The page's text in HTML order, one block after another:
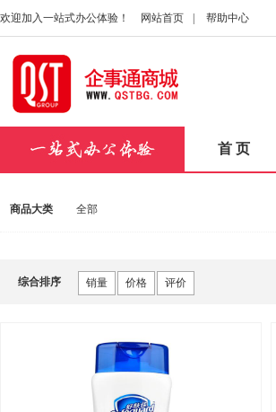
欢迎加入一站式办公体验！ 网站首页 帮助中心
首 页
商品大类 全部
综合排序 销量 价格 评价